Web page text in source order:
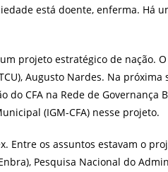
está doente, enferma. Há
projeto estratégico de nação.
Augusto Nardes. Na próxima
CFA na Rede de Governança
(IGM-CFA) nesse projeto.
Entre os assuntos estavam o
Pesquisa Nacional do